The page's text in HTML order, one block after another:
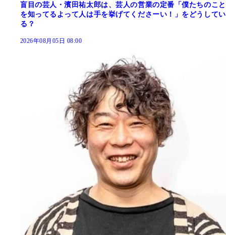
盲目の芸人・濱田祐太郎は、芸人の営業の定番「僕たちのこと
を知ってるよって人は手を挙げてくださーい！」をどうしてい
る？
2026年08月05日 08:00